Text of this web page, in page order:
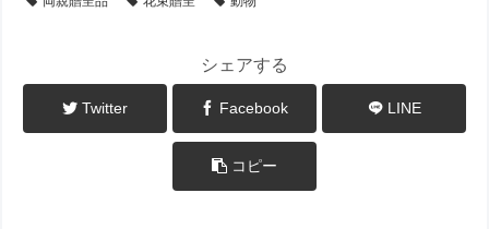
シェアする
Twitter Facebook LINE
コピー